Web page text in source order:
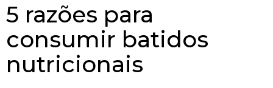
5 razões para
consumir batidos
nutricionais